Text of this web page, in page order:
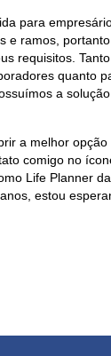
para
e ramos,
requisitos.
quanto
a
a melhor
comigo no
Life Planner
estou